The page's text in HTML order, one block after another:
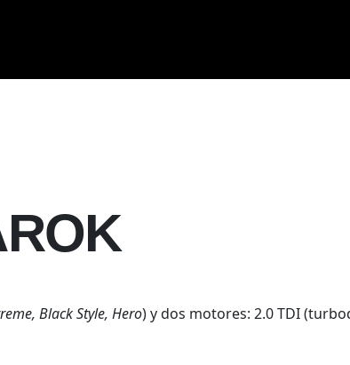
Black Style, Hero) y dos motores: 2.0 TDI